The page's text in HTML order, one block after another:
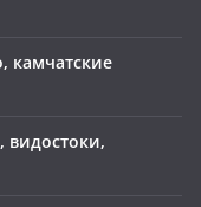
камчатские
видостоки,